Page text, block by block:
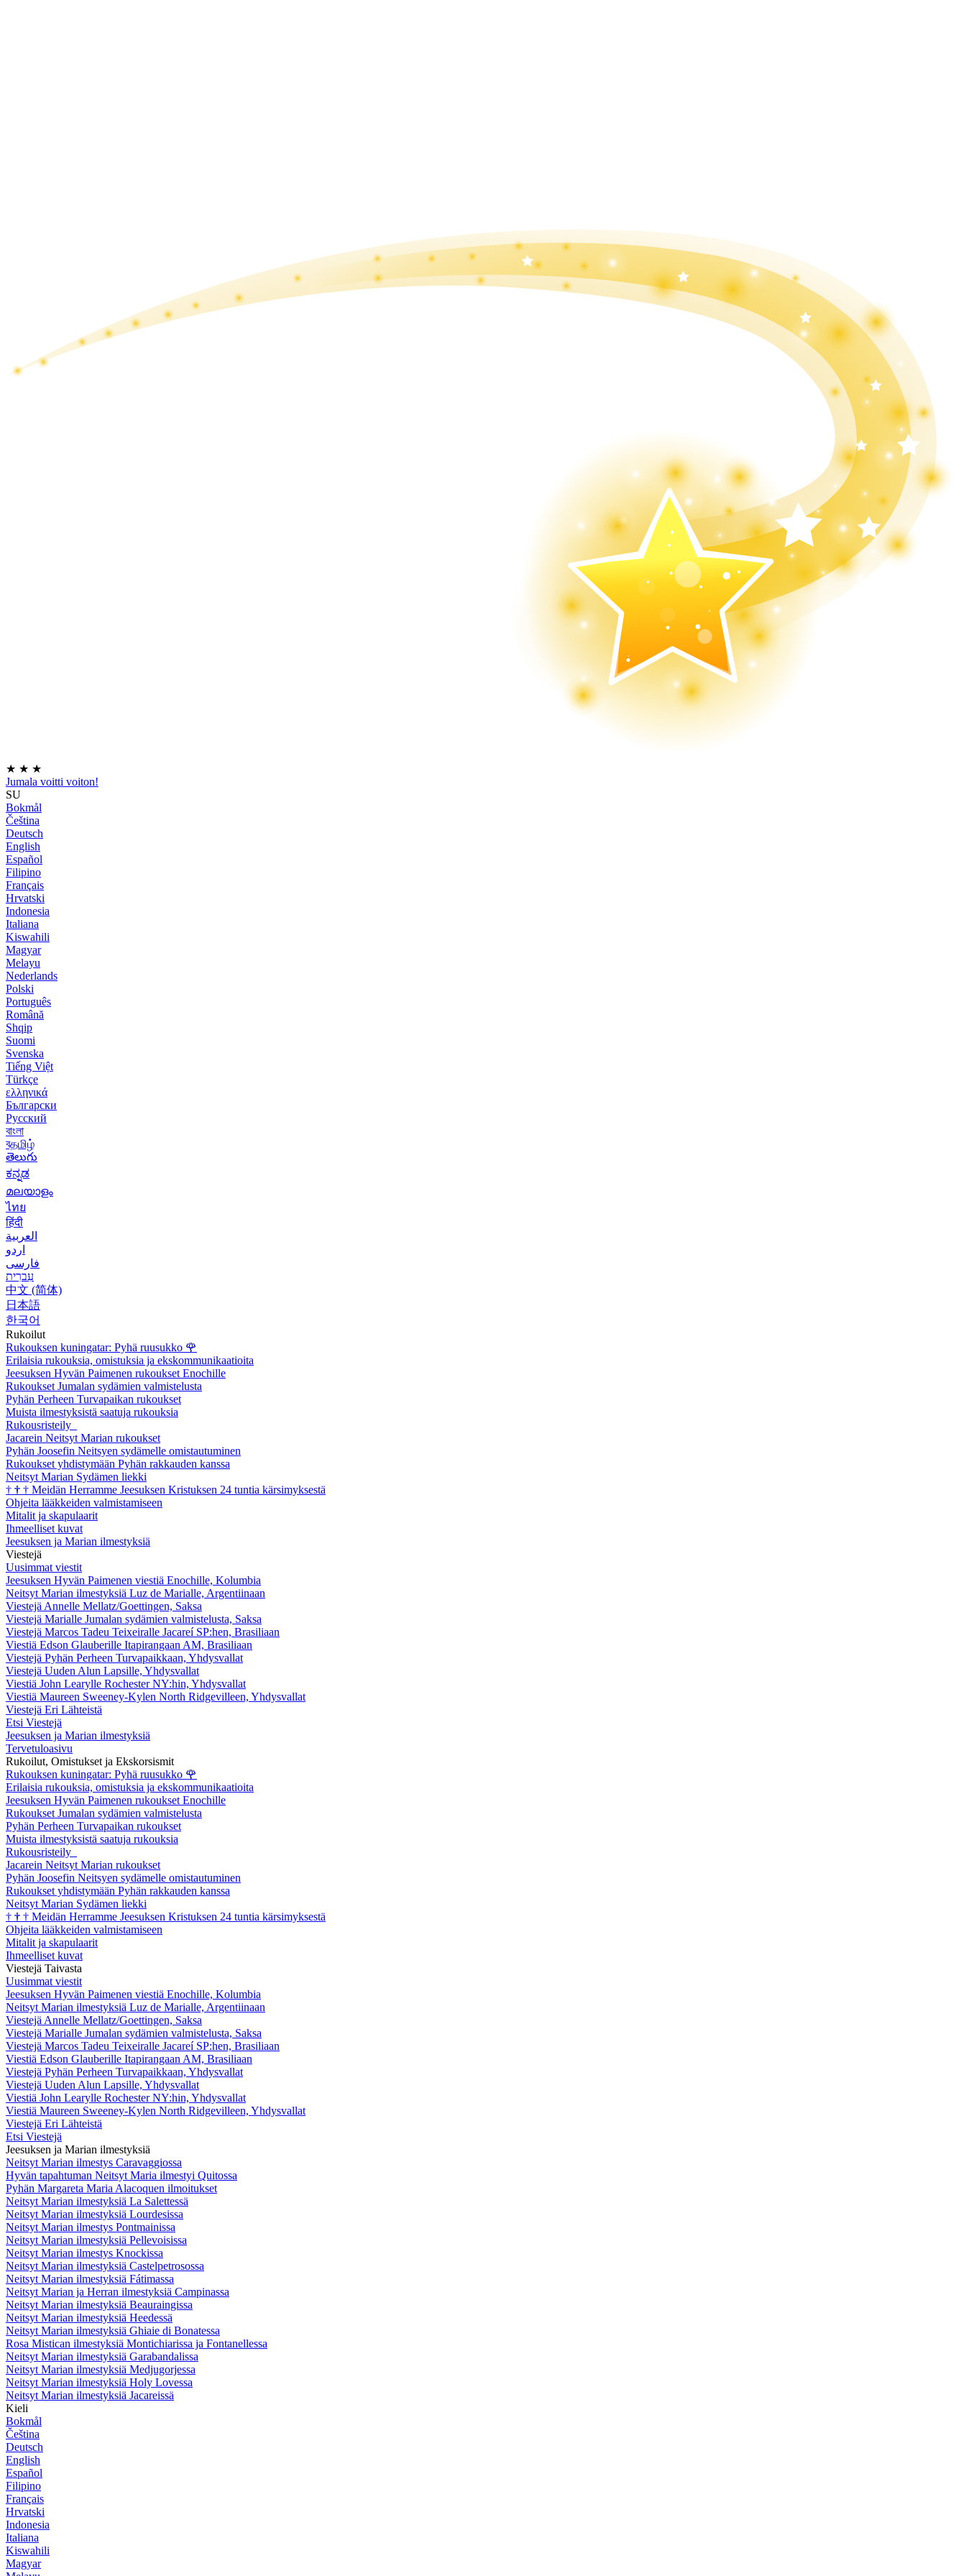
★ ★ ★
Jumala voitti voiton!
SU
Bokmål
Čeština
Deutsch
English
Español
Filipino
Français
Hrvatski
Indonesia
Italiana
Kiswahili
Magyar
Melayu
Nederlands
Polski
Português
Română
Shqip
Suomi
Svenska
Tiếng Việt
Türkçe
ελληνικά
Български
Русский
বাংলা
বதமிழ்
తెలుగు
ಕನ್ನಡ
മലയാളം
ไทย
हिंदी
العربية
اردو
فارسی
עִברִית
中文 (简体)
日本語
한국어
Rukoilut
Rukouksen kuningatar: Pyhä ruusukko 🌹
Erilaisia rukouksia, omistuksia ja ekskommunikaatioita
Jeesuksen Hyvän Paimenen rukoukset Enochille
Rukoukset Jumalan sydämien valmistelusta
Pyhän Perheen Turvapaikan rukoukset
Muista ilmestyksistä saatuja rukouksia
Rukousristeily
Jacarein Neitsyt Marian rukoukset
Pyhän Joosefin Neitsyen sydämelle omistautuminen
Rukoukset yhdistymään Pyhän rakkauden kanssa
Neitsyt Marian Sydämen liekki
† † † Meidän Herramme Jeesuksen Kristuksen 24 tuntia kärsimyksestä
Ohjeita lääkkeiden valmistamiseen
Mitalit ja skapulaarit
Ihmeelliset kuvat
Jeesuksen ja Marian ilmestyksiä
Viestejä
Uusimmat viestit
Jeesuksen Hyvän Paimenen viestiä Enochille, Kolumbia
Neitsyt Marian ilmestyksiä Luz de Marialle, Argentiinaan
Viestejä Annelle Mellatz/Goettingen, Saksa
Viestejä Marialle Jumalan sydämien valmistelusta, Saksa
Viestejä Marcos Tadeu Teixeiralle Jacareí SP:hen, Brasiliaan
Viestiä Edson Glauberille Itapirangaan AM, Brasiliaan
Viestejä Pyhän Perheen Turvapaikkaan, Yhdysvallat
Viestejä Uuden Alun Lapsille, Yhdysvallat
Viestiä John Learylle Rochester NY:hin, Yhdysvallat
Viestiä Maureen Sweeney-Kylen North Ridgevilleen, Yhdysvallat
Viestejä Eri Lähteistä
Etsi Viestejä
Jeesuksen ja Marian ilmestyksiä
Tervetuloasivu
Rukoilut, Omistukset ja Ekskorsismit
Rukouksen kuningatar: Pyhä ruusukko 🌹
Erilaisia rukouksia, omistuksia ja ekskommunikaatioita
Jeesuksen Hyvän Paimenen rukoukset Enochille
Rukoukset Jumalan sydämien valmistelusta
Pyhän Perheen Turvapaikan rukoukset
Muista ilmestyksistä saatuja rukouksia
Rukousristeily
Jacarein Neitsyt Marian rukoukset
Pyhän Joosefin Neitsyen sydämelle omistautuminen
Rukoukset yhdistymään Pyhän rakkauden kanssa
Neitsyt Marian Sydämen liekki
† † † Meidän Herramme Jeesuksen Kristuksen 24 tuntia kärsimyksestä
Ohjeita lääkkeiden valmistamiseen
Mitalit ja skapulaarit
Ihmeelliset kuvat
Viestejä Taivasta
Uusimmat viestit
Jeesuksen Hyvän Paimenen viestiä Enochille, Kolumbia
Neitsyt Marian ilmestyksiä Luz de Marialle, Argentiinaan
Viestejä Annelle Mellatz/Goettingen, Saksa
Viestejä Marialle Jumalan sydämien valmistelusta, Saksa
Viestejä Marcos Tadeu Teixeiralle Jacareí SP:hen, Brasiliaan
Viestiä Edson Glauberille Itapirangaan AM, Brasiliaan
Viestejä Pyhän Perheen Turvapaikkaan, Yhdysvallat
Viestejä Uuden Alun Lapsille, Yhdysvallat
Viestiä John Learylle Rochester NY:hin, Yhdysvallat
Viestiä Maureen Sweeney-Kylen North Ridgevilleen, Yhdysvallat
Viestejä Eri Lähteistä
Etsi Viestejä
Jeesuksen ja Marian ilmestyksiä
Neitsyt Marian ilmestys Caravaggiossa
Hyvän tapahtuman Neitsyt Maria ilmestyi Quitossa
Pyhän Margareta Maria Alacoquen ilmoitukset
Neitsyt Marian ilmestyksiä La Salettessä
Neitsyt Marian ilmestyksiä Lourdesissa
Neitsyt Marian ilmestys Pontmainissa
Neitsyt Marian ilmestyksiä Pellevoisissa
Neitsyt Marian ilmestys Knockissa
Neitsyt Marian ilmestyksiä Castelpetrosossa
Neitsyt Marian ilmestyksiä Fátimassa
Neitsyt Marian ja Herran ilmestyksiä Campinassa
Neitsyt Marian ilmestyksiä Beauraingissa
Neitsyt Marian ilmestyksiä Heedessä
Neitsyt Marian ilmestyksiä Ghiaie di Bonatessa
Rosa Mistican ilmestyksiä Montichiarissa ja Fontanellessa
Neitsyt Marian ilmestyksiä Garabandalissa
Neitsyt Marian ilmestyksiä Medjugorjessa
Neitsyt Marian ilmestyksiä Holy Lovessa
Neitsyt Marian ilmestyksiä Jacareissä
Kieli
Bokmål
Čeština
Deutsch
English
Español
Filipino
Français
Hrvatski
Indonesia
Italiana
Kiswahili
Magyar